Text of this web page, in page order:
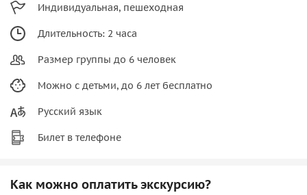
Индивидуальная, пешеходная
Длительность: 2 часа
Размер группы до 6 человек
Можно с детьми, до 6 лет бесплатно
Русский язык
Билет в телефоне
Как можно оплатить экскурсию?